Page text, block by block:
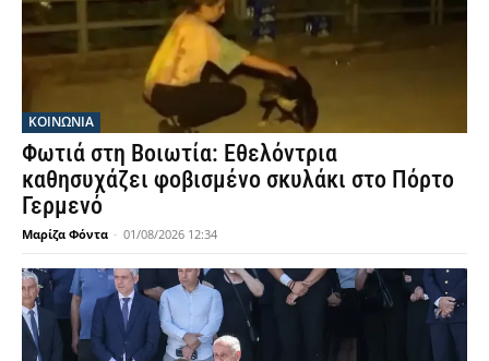
ΚΟΙΝΩΝΙΑ
Φωτιά στη Βοιωτία: Εθελόντρια
καθησυχάζει φοβισμένο σκυλάκι στο Πόρτο
Γερμενό
Μαρίζα Φόντα - 01/08/2026 12:34